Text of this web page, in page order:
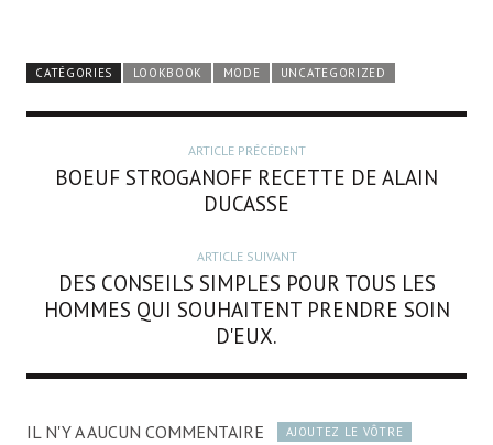
CATÉGORIES LOOKBOOK MODE UNCATEGORIZED
ARTICLE PRÉCÉDENT
BOEUF STROGANOFF RECETTE DE ALAIN
DUCASSE
ARTICLE SUIVANT
DES CONSEILS SIMPLES POUR TOUS LES
HOMMES QUI SOUHAITENT PRENDRE SOIN
D'EUX.
IL N'Y A AUCUN COMMENTAIRE AJOUTEZ LE VÔTRE